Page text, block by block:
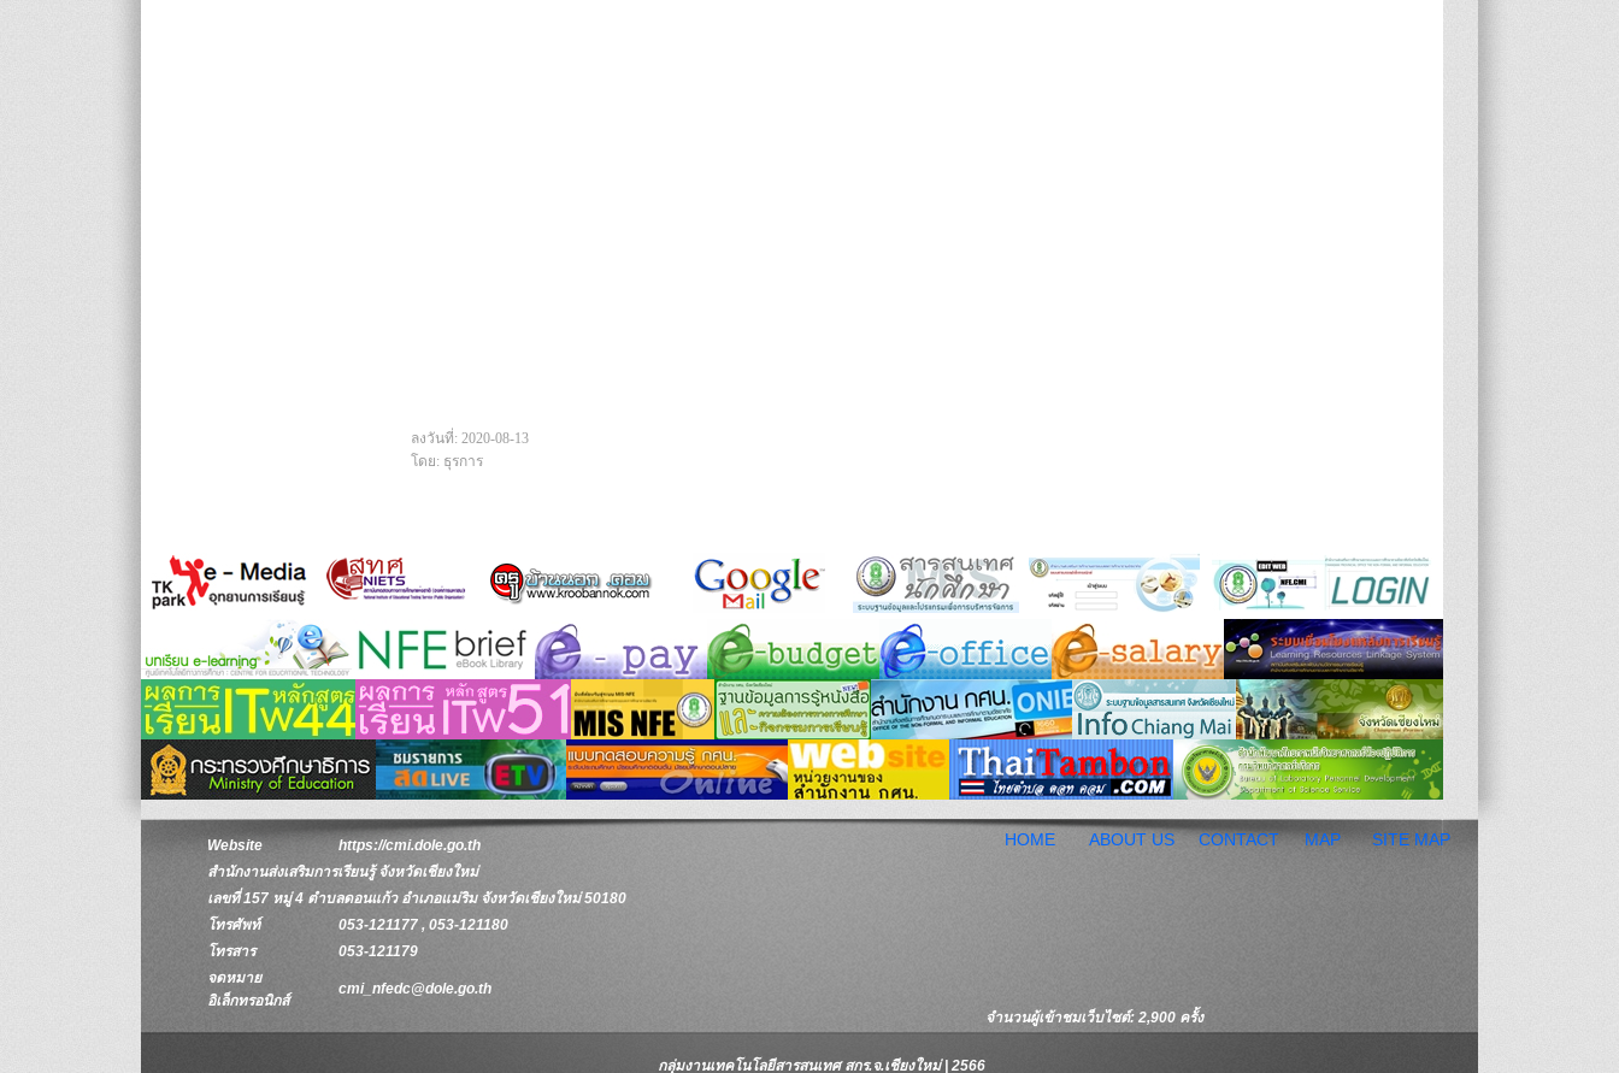
ลงวันที่: 2020-08-13
โดย: ธุรการ
Website
https://cmi.dole.go.th
สำนักงานส่งเสริมการเรียนรู้ จังหวัดเชียงใหม่
เลขที่ 157 หมู่ 4 ตำบลดอนแก้ว อำเภอแม่ริม จังหวัดเชียงใหม่ 50180
โทรศัพท์
053-121177 , 053-121180
โทรสาร
053-121179
จดหมาย
อิเล็กทรอนิกส์
cmi_nfedc@dole.go.th
HOME ABOUT US CONTACT MAP SITE MAP
จำนวนผู้เข้าชมเว็บไซต์: 2,900 ครั้ง
กลุ่มงานเทคโนโลยีสารสนเทศ สกร.จ.เชียงใหม่ | 2566